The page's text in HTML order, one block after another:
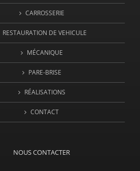
CARROSSERIE
RESTAURATION DE VEHICULE
MÉCANIQUE
PARE-BRISE
RÉALISATIONS
CONTACT
NOUS CONTACTER